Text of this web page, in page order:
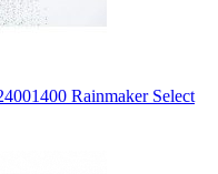
Rainmaker Select